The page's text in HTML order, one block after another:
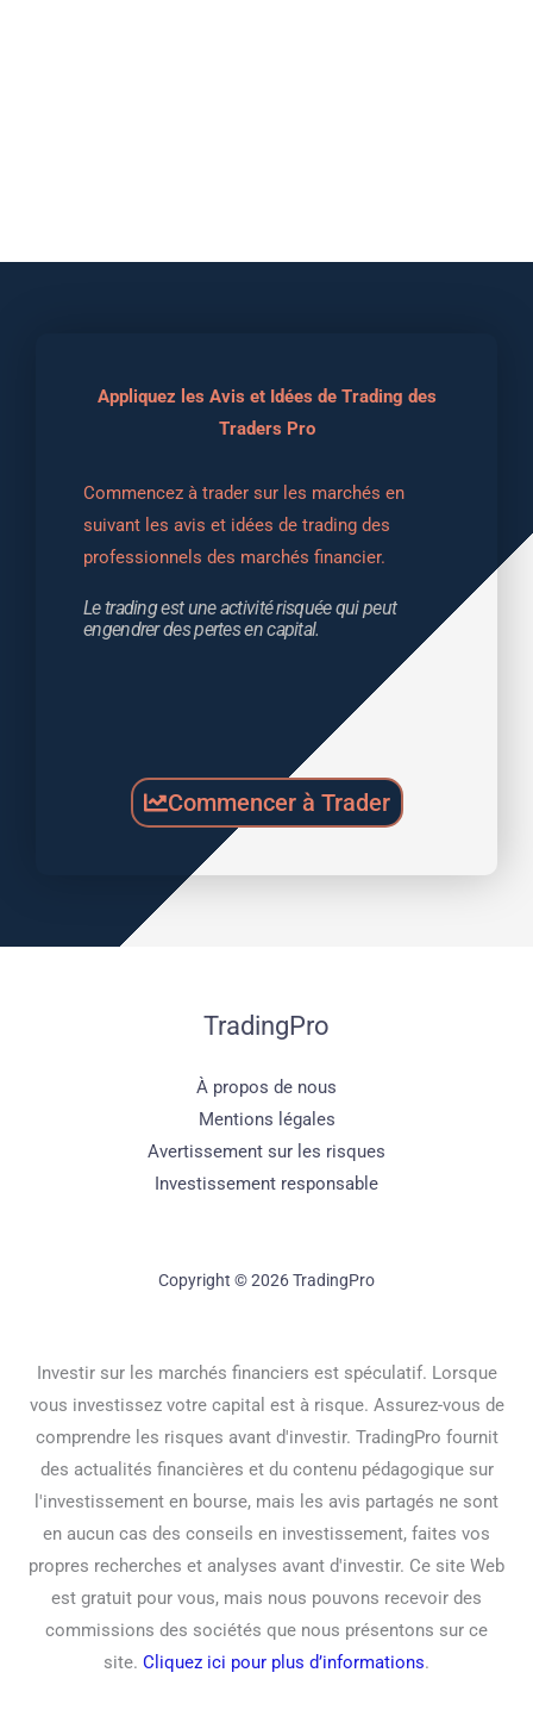
Appliquez les Avis et Idées de Trading des
Traders Pro
Commencez à trader sur les marchés en
suivant les avis et idées de trading des
professionnels des marchés financier.
Le trading est une activité risquée qui peut
engendrer des pertes en capital.
Commencer à Trader
TradingPro
À propos de nous
Mentions légales
Avertissement sur les risques
Investissement responsable
Copyright © 2026 TradingPro
Investir sur les marchés financiers est spéculatif. Lorsque
vous investissez votre capital est à risque. Assurez-vous de
comprendre les risques avant d'investir. TradingPro fournit
des actualités financières et du contenu pédagogique sur
l'investissement en bourse, mais les avis partagés ne sont
en aucun cas des conseils en investissement, faites vos
propres recherches et analyses avant d'investir. Ce site Web
est gratuit pour vous, mais nous pouvons recevoir des
commissions des sociétés que nous présentons sur ce
site. Cliquez ici pour plus d’informations.